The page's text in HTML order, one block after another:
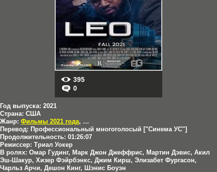
395
0
Год выпуска: 2021
Страна: США
Жанр: Фильмы 2021 года, Драмы
Перевод: Профессиональный многоголосый ["Синема УС"]
Продолжительность: 01:26:07
Режиссер: Триал Уокер
В ролях: Омар Гудинг, Марк Джон Джеффрис, Мартин Дэвис, Акил
Эш-Шакур, Хизер Фэйрбэнкс, Джим Кирш, Элизабет Фургасон,
Чарльз Арчи, Дешон Кинг, Шэнис Боуэн